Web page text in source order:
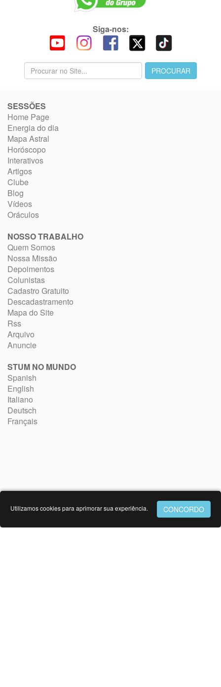
Siga-nos:
SESSÕES
Home Page
Energia do dia
Mapa Astral
Horóscopo
Interativos
Artigos
Clube
Blog
Vídeos
Oráculos
NOSSO TRABALHO
Quem Somos
Nossa Missão
Depoimentos
Colunistas
Cadastro Gratuito
Descadastramento
Mapa do Site
Rss
Arquivo
Anuncie
STUM NO MUNDO
Spanish
English
Italiano
Deutsch
Français
Utilizamos cookies para aprimorar sua experiência.